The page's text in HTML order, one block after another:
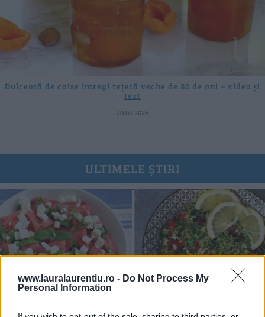
www.lauralaurentiu.ro - Do Not Process My
Personal Information
Dulceață de caise întregi rețetă veche de 80 de ani – video și
text
20.07.2026
ULTIMELE ȘTIRI